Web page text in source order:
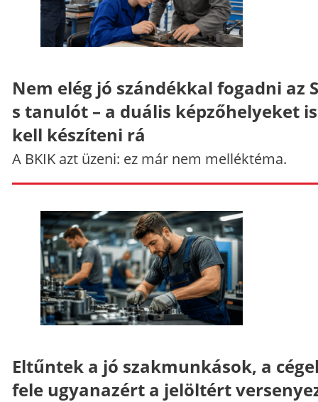
Nem elég jó szándékkal fogadni az
s tanulót – a duális képzőhelyeket
kell készíteni rá
A BKIK azt üzeni: ez már nem melléktéma.
Eltűntek a jó szakmunkások, a
fele ugyanazért a jelöltért